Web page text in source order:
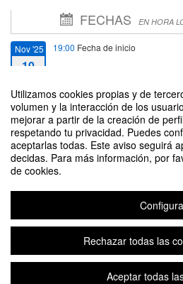
Utilizamos cookies propias y de
volumen y la interacción de los
mejorar a partir de la creación de
respetando tu privacidad. Puedes
aceptarlas todas. Este aviso seguirá
decidas. Para más información, por
de cookies.
Rechazar todas las
Aceptar todas
FECHAS EN HORA
Nov '25
10
19:00 Fecha de inicio
Nov '25
10
20:30Fecha de fin
Contacto
Plataforma de